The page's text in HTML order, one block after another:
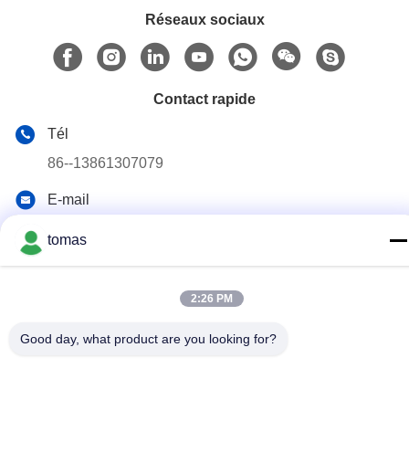
Réseaux sociaux
Contact rapide
Tél
86--13861307079
E-mail
de Suzhou Suzhou, Jiangsu, 215127, Chine
tomas
2:26 PM
Good day, what product are you looking for?